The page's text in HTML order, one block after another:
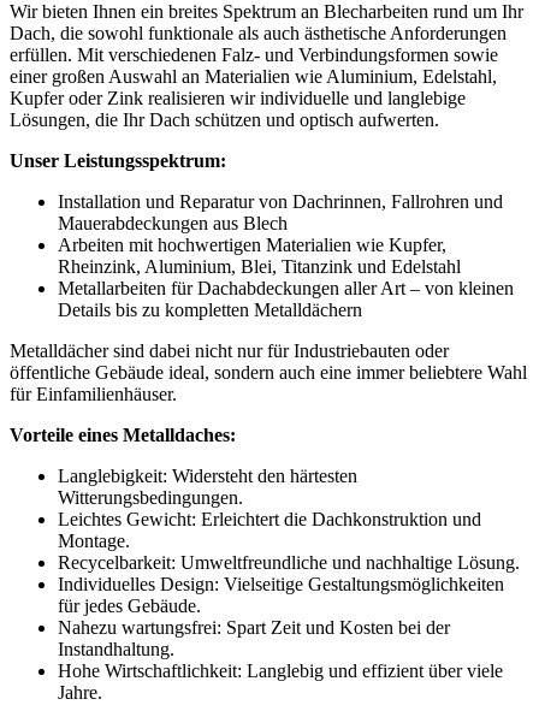
Wir bieten Ihnen ein breites Spektrum an Blecharbeiten rund um Ihr
Dach, die sowohl funktionale als auch ästhetische Anforderungen
erfüllen. Mit verschiedenen Falz- und Verbindungsformen sowie
einer großen Auswahl an Materialien wie Aluminium, Edelstahl,
Kupfer oder Zink realisieren wir individuelle und langlebige
Lösungen, die Ihr Dach schützen und optisch aufwerten.
Unser Leistungsspektrum:
Installation und Reparatur von Dachrinnen, Fallrohren und
Mauerabdeckungen aus Blech
Arbeiten mit hochwertigen Materialien wie Kupfer,
Rheinzink, Aluminium, Blei, Titanzink und Edelstahl
Metallarbeiten für Dachabdeckungen aller Art – von kleinen
Details bis zu kompletten Metalldächern
Metalldächer sind dabei nicht nur für Industriebauten oder
öffentliche Gebäude ideal, sondern auch eine immer beliebtere Wahl
für Einfamilienhäuser.
Vorteile eines Metalldaches:
Langlebigkeit: Widersteht den härtesten
Witterungsbedingungen.
Leichtes Gewicht: Erleichtert die Dachkonstruktion und
Montage.
Recycelbarkeit: Umweltfreundliche und nachhaltige Lösung.
Individuelles Design: Vielseitige Gestaltungsmöglichkeiten
für jedes Gebäude.
Nahezu wartungsfrei: Spart Zeit und Kosten bei der
Instandhaltung.
Hohe Wirtschaftlichkeit: Langlebig und effizient über viele
Jahre.